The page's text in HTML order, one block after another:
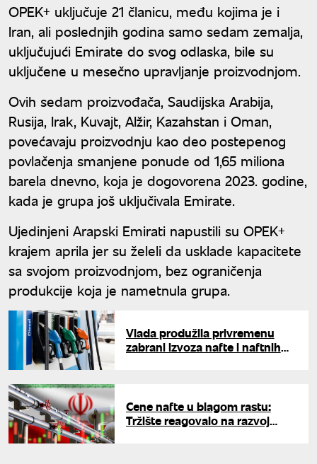
OPEK+ uključuje 21 članicu, među kojima je i
Iran, ali poslednjih godina samo sedam zemalja,
uključujući Emirate do svog odlaska, bile su
uključene u mesečno upravljanje proizvodnjom.
Ovih sedam proizvođača, Saudijska Arabija,
Rusija, Irak, Kuvajt, Alžir, Kazahstan i Oman,
povećavaju proizvodnju kao deo postepenog
povlačenja smanjene ponude od 1,65 miliona
barela dnevno, koja je dogovorena 2023. godine,
kada je grupa još uključivala Emirate.
Ujedinjeni Arapski Emirati napustili su OPEK+
krajem aprila jer su želeli da usklade kapacitete
sa svojom proizvodnjom, bez ograničenja
produkcije koja je nametnula grupa.
Vlada produžila privremenu
zabrani izvoza nafte i naftnih
Cene nafte u blagom rastu:
Tržište reagovalo na razvoj